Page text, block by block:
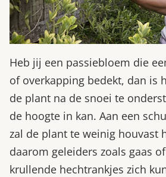
Heb jij een passiebloem die
of overkapping bedekt, dan is
de plant na de snoei te
de hoogte in kan. Aan een
zal de plant te weinig houvast
daarom geleiders zoals gaas
krullende hechtrankjes zich